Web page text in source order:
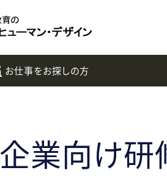
お仕事をお探しの方
企業向け研